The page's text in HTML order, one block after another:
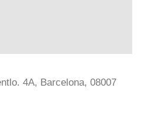
4A, Barcelona, 08007